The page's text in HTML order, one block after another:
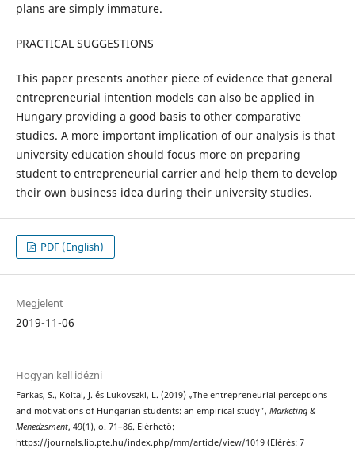
plans are simply immature.
PRACTICAL SUGGESTIONS
This paper presents another piece of evidence that general
entrepreneurial intention models can also be applied in
Hungary providing a good basis to other comparative
studies. A more important implication of our analysis is that
university education should focus more on preparing
student to entrepreneurial carrier and help them to develop
their own business idea during their university studies.
PDF (English)
Megjelent
2019-11-06
Hogyan kell idézni
Farkas, S., Koltai, J. és Lukovszki, L. (2019) „The entrepreneurial perceptions
and motivations of Hungarian students: an empirical study”, Marketing &
Menedzsment, 49(1), o. 71–86. Elérhető:
https://journals.lib.pte.hu/index.php/mm/article/view/1019 (Elérés: 7